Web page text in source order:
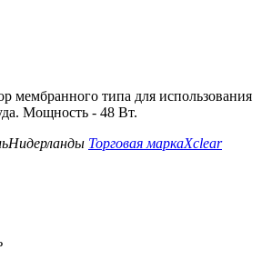
мембранного типа для использования
Мощность - 48 Вт.
Нидерланды Торговая маркаXclear